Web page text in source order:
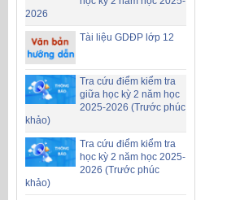
2026
Tài liệu GDĐP lớp 12
Tra cứu điểm kiểm tra
giữa học kỳ 2 năm học
2025-2026 (Trước phúc
khảo)
Tra cứu điểm kiểm tra
học kỳ 2 năm học 2025-
2026 (Trước phúc
khảo)